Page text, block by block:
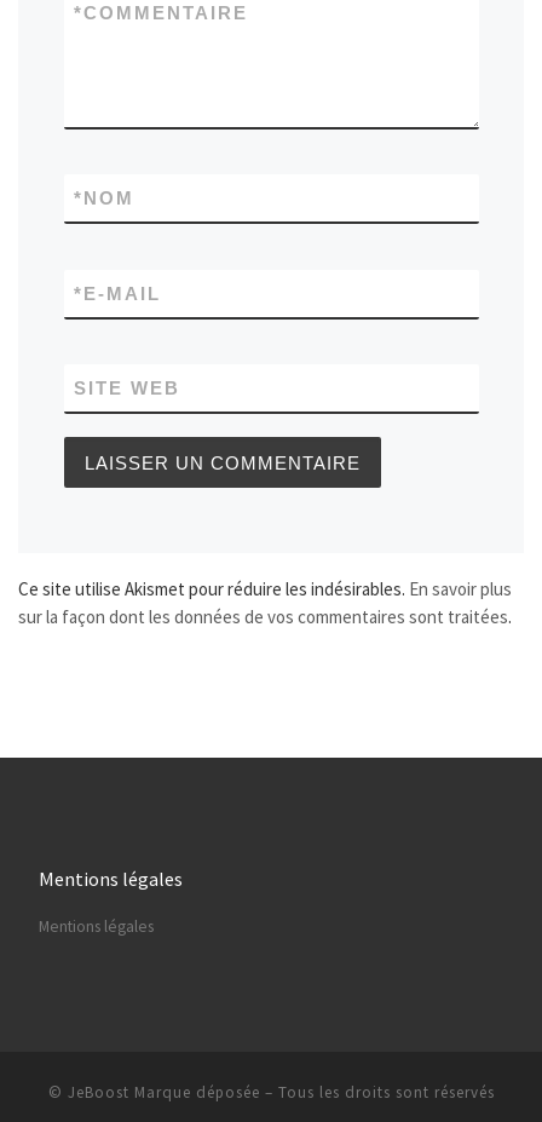
COMMENTAIRE
*
NOM
*
E-MAIL
*
SITE WEB
Ce site utilise Akismet pour réduire les indésirables. En savoir plus
sur la façon dont les données de vos commentaires sont traitées.
Mentions légales
Mentions légales
© JeBoost Marque déposée – Tous les droits sont réservés